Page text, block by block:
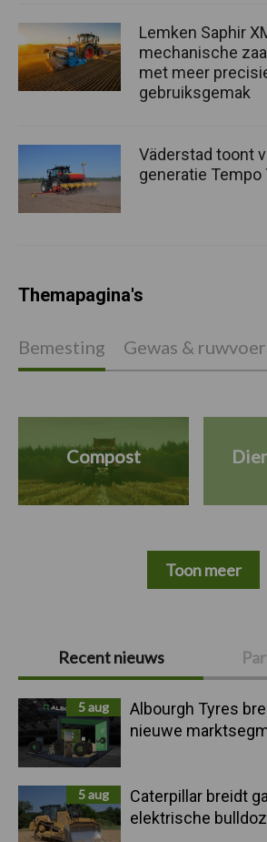
Primaire
Sidebar
Recent nieuws
5 aug
Albourgh Tyres
nieuwe
5 aug
Caterpillar breidt
elektrische
Lemken Saphir
mechanische
met meer
gebruiksgemak
Väderstad toont
generatie Tempo
Themapagina's
Bemesting Gewas & ruwvoer
Compost
Toon meer